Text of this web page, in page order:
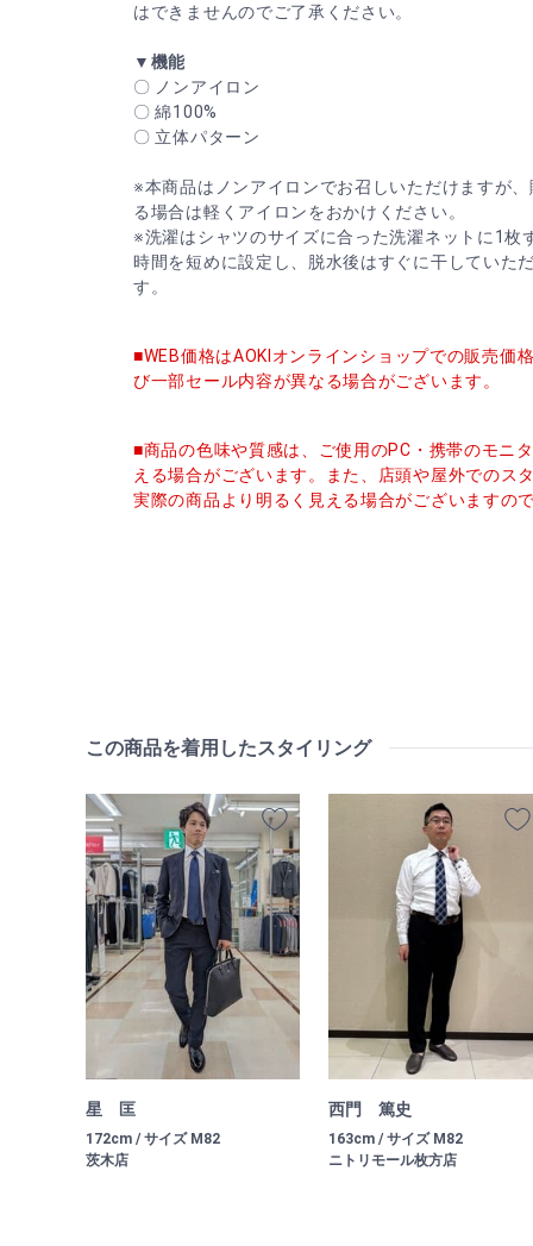
はできませんのでご了承ください。
▼機能
〇 ノンアイロン
〇 綿100%
〇 立体パターン
※本商品はノンアイロンでお召しいただけますが
る場合は軽くアイロンをおかけください。
※洗濯はシャツのサイズに合った洗濯ネットに1枚
時間を短めに設定し、脱水後はすぐに干していた
す。
■WEB価格はAOKIオンラインショップでの販売価
び一部セール内容が異なる場合がございます。
■商品の色味や質感は、ご使用のPC・携帯のモニ
える場合がございます。また、店頭や屋外でのス
実際の商品より明るく見える場合がございますの
この商品を着用したスタイリング
星 匡
172cm / サイズ M82
茨木店
西門 篤史
163cm / サイズ M82
ニトリモール枚方店